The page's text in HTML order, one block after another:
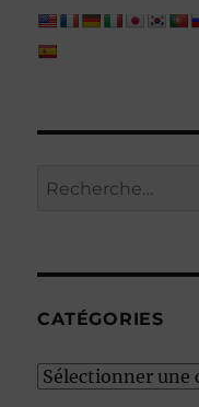
Recherche
CATÉGORIES
Catégories